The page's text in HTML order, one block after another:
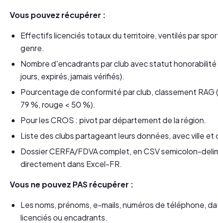
Vous pouvez récupérer :
Effectifs licenciés totaux du territoire, ventilés par
genre.
Nombre d'encadrants par club avec statut
jours, expirés, jamais vérifiés).
Pourcentage de conformité par club, classement
79 %, rouge < 50 %).
Pour les CROS : pivot par département de la région.
Liste des clubs partageant leurs données, avec ville
Dossier CERFA/FDVA complet, en CSV semicolon-
directement dans Excel-FR.
Vous ne pouvez PAS récupérer :
Les noms, prénoms, e-mails, numéros de téléphone,
licenciés ou encadrants.